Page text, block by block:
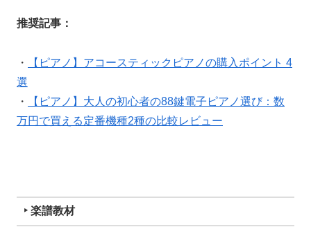
推奨記事：
・
【ピアノ】アコースティックピアノの購入ポイント 4
選
・
【ピアノ】大人の初心者の88鍵電子ピアノ選び：数
万円で買える定番機種2種の比較レビュー
‣ 楽譜教材